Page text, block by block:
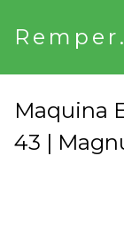
Maquina
43 |